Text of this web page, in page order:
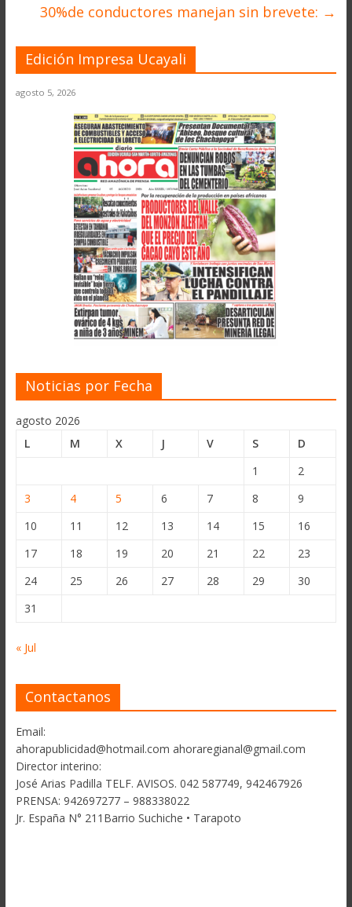
30%de conductores manejan sin brevete: →
Edición Impresa Ucayali
agosto 5, 2026
Noticias por Fecha
agosto 2026
L
M X J V S
D
1
2
3
4 5 6 7 8
9
10
11 12 13 14 15
16
17
18 19 20 21 22
23
24
25 26 27 28 29
30
31
« Jul
Contactanos
Email:
ahorapublicidad@hotmail.com ahoraregianal@gmail.com
Director interino:
José Arias Padilla TELF. AVISOS. 042 587749, 942467926
PRENSA: 942697277 – 988338022
Jr. España N° 211Barrio Suchiche • Tarapoto